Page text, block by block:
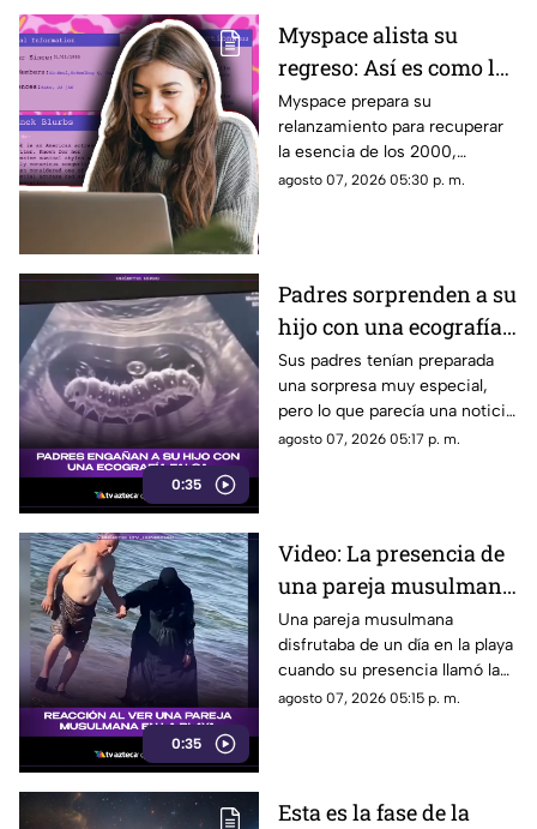
Myspace alista su
regreso: Así es como la
icónica red social
busca volver y revivir
la esencia de los años
2000
Myspace prepara su
relanzamiento para recuperar
la esencia de los 2000,
conectando a músicos y
agosto 07, 2026 05:30 p. m.
0:35
Padres sorprenden a su
hijo con una ecografía
falsa y su reacción se
vuelve inolvidable
Sus padres tenían preparada
una sorpresa muy especial,
pero lo que parecía una noticia
increíble terminó siendo una
agosto 07, 2026 05:17 p. m.
0:35
Video: La presencia de
una pareja musulmana
en la playa provoca
reacciones
Una pareja musulmana
disfrutaba de un día en la playa
cuando su presencia llamó la
atención de los presentes.
agosto 07, 2026 05:15 p. m.
Esta es la fase de la